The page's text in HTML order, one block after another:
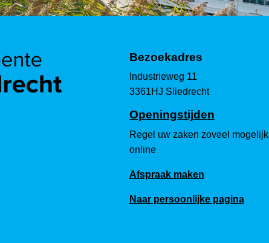
Bezoekadres
Industrieweg 11
3361HJ Sliedrecht
Openingstijden
Regel uw zaken zoveel mogelijk
online
Afspraak maken
Naar persoonlijke pagina